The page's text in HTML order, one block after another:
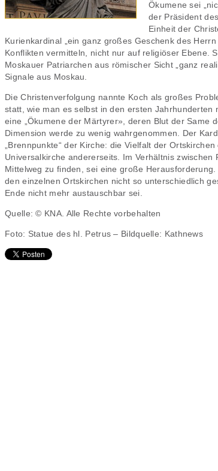
Ökumene sei
der Präsident
Einheit der
Kurienkardinal „ein ganz großes Geschenk des
Konflikten vermitteln, nicht nur auf religiöser Ebene.
Moskauer Patriarchen aus römischer Sicht „ganz
Signale aus Moskau.
Die Christenverfolgung nannte Koch als großes
statt, wie man es selbst in den ersten Jahrhunderten
eine „Ökumene der Märtyrer», deren Blut der Same
Dimension werde zu wenig wahrgenommen. Der
„Brennpunkte“ der Kirche: die Vielfalt der
Universalkirche andererseits. Im Verhältnis
Mittelweg zu finden, sei eine große
den einzelnen Ortskirchen nicht so unterschiedlich
Ende nicht mehr austauschbar sei.
Quelle: © KNA. Alle Rechte vorbehalten
Foto: Statue des hl. Petrus – Bildquelle: Kathnews